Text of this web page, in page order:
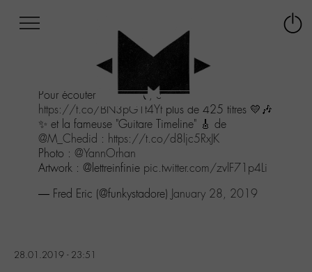
menu
Aller
au
contenu
Aller
Pour écouter RADIO -〽️-, c'est ici:
https://t.co/BN3pG1t4Yt plus de 425 titres 💛🎶
✨ et la fameuse "Guitare Timeline" 🎸 de
@M_Chedid : https://t.co/d8ljc5RxJK
Photo : @YannOrhan
Artwork : @lettreinfinie pic.twitter.com/zvlF71p4Li
— Fred Eric (@funkystadore) January 28, 2019
28.01.2019 - 23:51